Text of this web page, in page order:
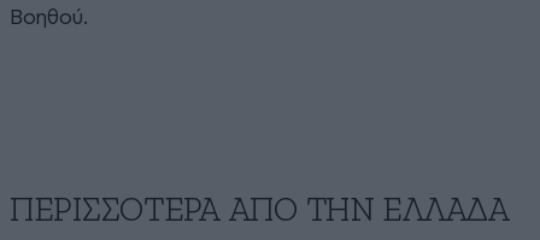
Βοηθού.
ΠΕΡΙΣΣΟΤΕΡΑ ΑΠΟ ΤΗΝ ΕΛΛΑΔΑ